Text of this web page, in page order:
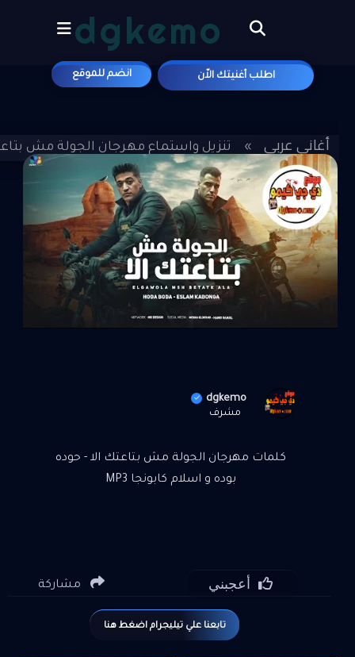
dgkemo
اطلب أغنيتك الاّن انضم للموقع
أغاني عربي »
تنزيل واستماع مهرجان الجولة مش
كابونجا MP3
تابعنا علي تيليجرام اضغط هنا
dgkemo
مشرف
كلمات مهرجان الجولة مش بتاعتك الا - حوده
بوده و اسلام كابونجا MP3
مشاركة أعجبني